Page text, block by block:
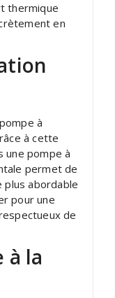
thermique
en
à
à cette
une pompe à
permet de
plus abordable
pour une
de
à la